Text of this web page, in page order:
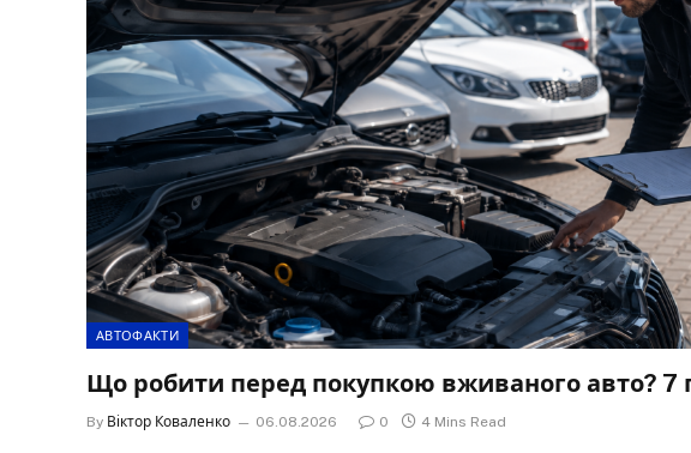
АВТОФАКТИ
Що робити перед покупкою вживаного авто? 7
By Віктор Коваленко 06.08.2026 0 4 Mins Read